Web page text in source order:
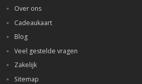
Over ons
Cadeaukaart
Blog
Veel gestelde vragen
Zakelijk
Sitemap